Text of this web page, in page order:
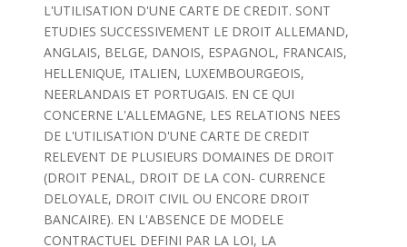
L'UTILISATION D'UNE CARTE DE CREDIT. SONT
ETUDIES SUCCESSIVEMENT LE DROIT ALLEMAND,
ANGLAIS, BELGE, DANOIS, ESPAGNOL, FRANCAIS,
HELLENIQUE, ITALIEN, LUXEMBOURGEOIS,
NEERLANDAIS ET PORTUGAIS. EN CE QUI
CONCERNE L'ALLEMAGNE, LES RELATIONS NEES
DE L'UTILISATION D'UNE CARTE DE CREDIT
RELEVENT DE PLUSIEURS DOMAINES DE DROIT
(DROIT PENAL, DROIT DE LA CON- CURRENCE
DELOYALE, DROIT CIVIL OU ENCORE DROIT
BANCAIRE). EN L'ABSENCE DE MODELE
CONTRACTUEL DEFINI PAR LA LOI, LA